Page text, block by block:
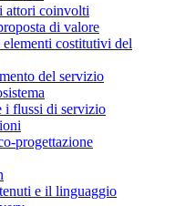
attori coinvolti
di valore
costitutivi del
del servizio
i flussi di servizio
progettazione
e il linguaggio